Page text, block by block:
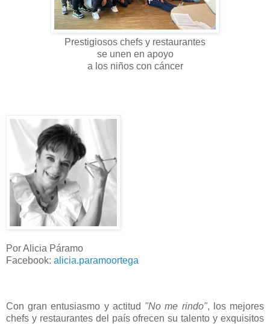
Prestigiosos chefs y restaurantes
se unen en apoyo
a los niños con cáncer
Por Alicia Páramo
Facebook: alicia.paramoortega
Con gran entusiasmo y actitud "No me rindo", los mejores
chefs y restaurantes del país ofrecen su talento y exquisitos